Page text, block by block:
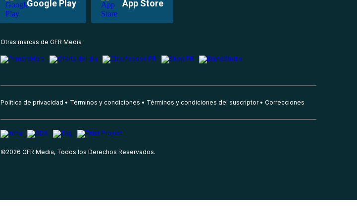
Google Play App Store
Otras marcas de GFR Media
Política de privacidad Términos y condiciones Términos y condiciones del suscriptor Correcciones
©2026 GFR Media, Todos los Derechos Reservados.